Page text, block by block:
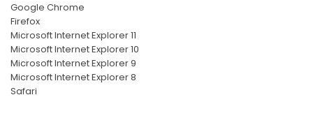
Google Chrome
Firefox
Microsoft Internet Explorer 11
Microsoft Internet Explorer 10
Microsoft Internet Explorer 9
Microsoft Internet Explorer 8
Safari